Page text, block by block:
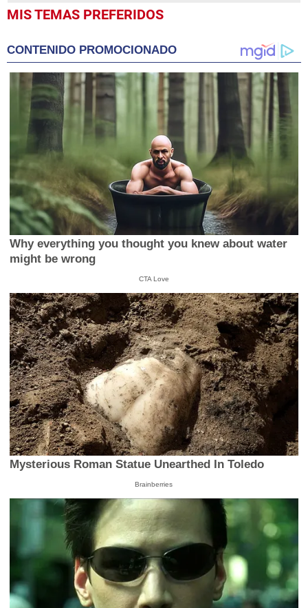
MIS TEMAS PREFERIDOS
CONTENIDO PROMOCIONADO
Why everything you thought you knew about water
might be wrong
CTA Love
Mysterious Roman Statue Unearthed In Toledo
Brainberries